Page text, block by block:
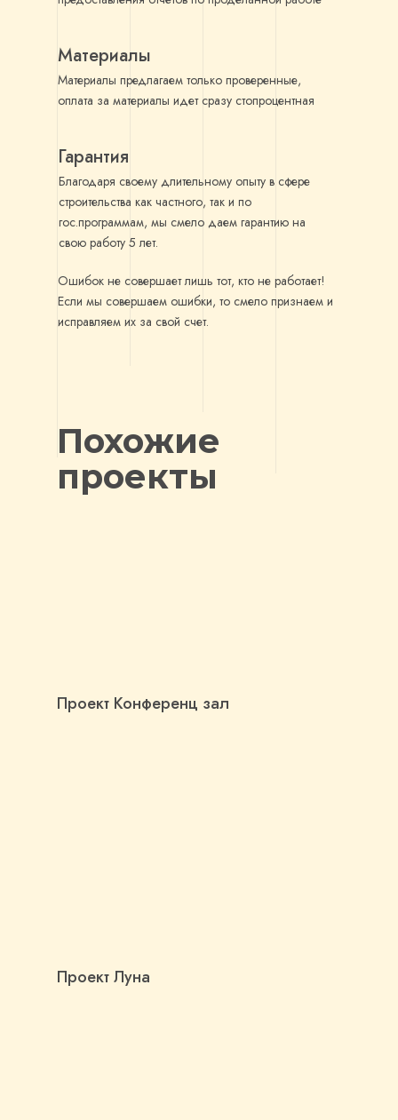
Материалы
Материалы предлагаем только проверенные,
оплата за материалы идет сразу стопроцентная
Гарантия
Благодаря своему длительному опыту в сфере
строительства как частного, так и по
гос.программам, мы смело даем гарантию на
свою работу 5 лет.
Ошибок не совершает лишь тот, кто не работает!
Если мы совершаем ошибки, то смело признаем и
исправляем их за свой счет.
Похожие
проекты
Проект Конференц зал
Проект Луна